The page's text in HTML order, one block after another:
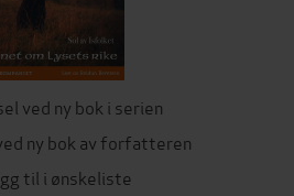
ved ny bok i serien
ny bok av forfatteren
til i ønskeliste